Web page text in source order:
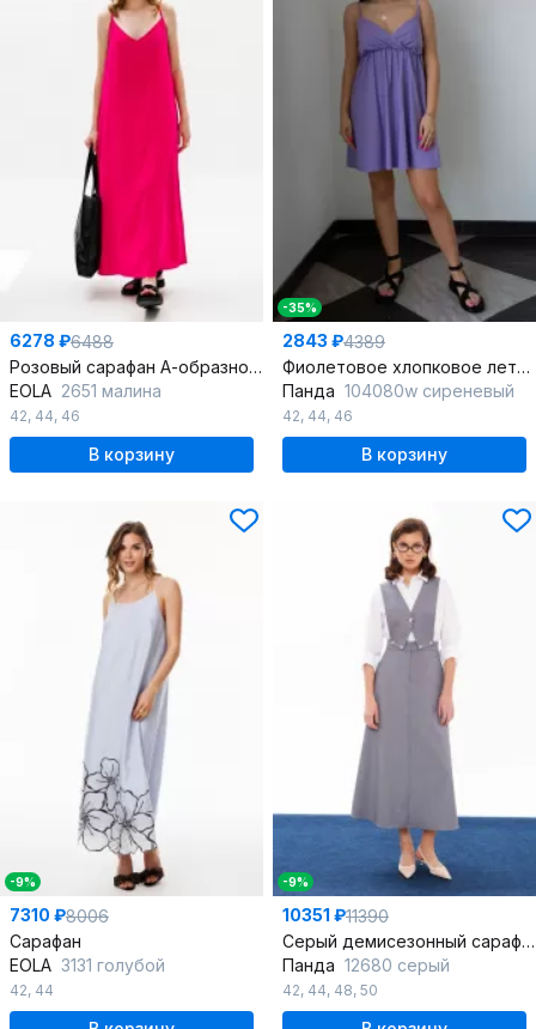
6278 ₽6488
Розовый сарафан А-образного силуэта с карманами
EOLA 2651 малина
42, 44, 46
В корзину
-35%
2843 ₽4389
Фиолетовое хлопковое летнее платье на тонких бретелях
Панда 104080w сиреневый
42, 44, 46
В корзину
-9%
7310 ₽8006
Сарафан
EOLA 3131 голубой
42, 44
-9%
10351 ₽11390
Серый демисезонный сарафан с съемным верхом для офиса и досуга
Панда 12680 серый
42, 44, 48, 50